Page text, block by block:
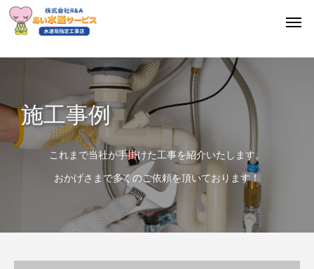
施工事例
これまで当社が手掛けた工事を紹介いたします。
おかげさまで多くのご依頼を頂いております！